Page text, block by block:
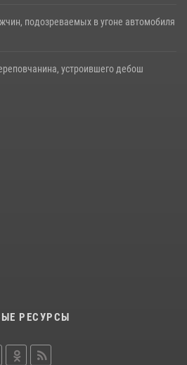
подозреваемых в угоне автомобиля
устроившего дебош
РЕСУРСЫ